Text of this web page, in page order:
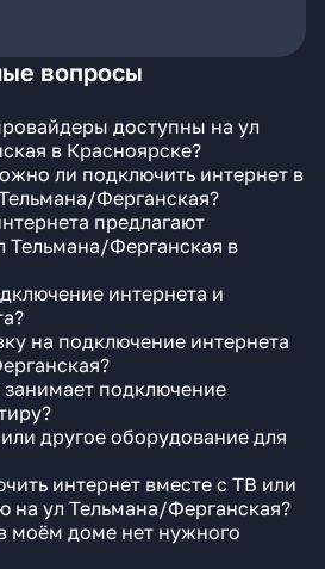
вопросы
доступны на ул
в Красноярске?
ли подключить интернет в
Ферганская?
предлагают
Тельмана/Ферганская в
интернета и
на подключение интернета
подключение
другое оборудование для
интернет вместе с ТВ или
на ул Тельмана/Ферганская?
моём доме нет нужного